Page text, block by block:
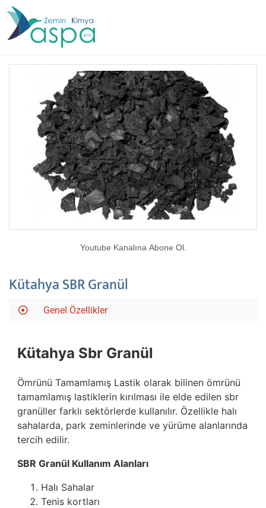
Youtube Kanalına Abone Ol.
Kütahya SBR Granül
Genel Özellikler
Kütahya Sbr Granül
Ömrünü Tamamlamış Lastik olarak bilinen ömrünü
tamamlamış lastiklerin kırılması ile elde edilen sbr
granüller farklı sektörlerde kullanılır. Özellikle halı
sahalarda, park zeminlerinde ve yürüme alanlarında
tercih edilir.
SBR Granül Kullanım Alanları
Halı Sahalar
Tenis kortları